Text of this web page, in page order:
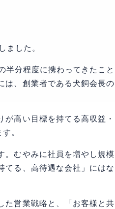
ました。
半分程度に携わってきたこと
は、創業者である犬飼会長の
高い目標を持てる高収益・
。
。むやみに社員を増やし規模
てる、高待遇な会社」にはな
た営業戦略と、「お客様と共